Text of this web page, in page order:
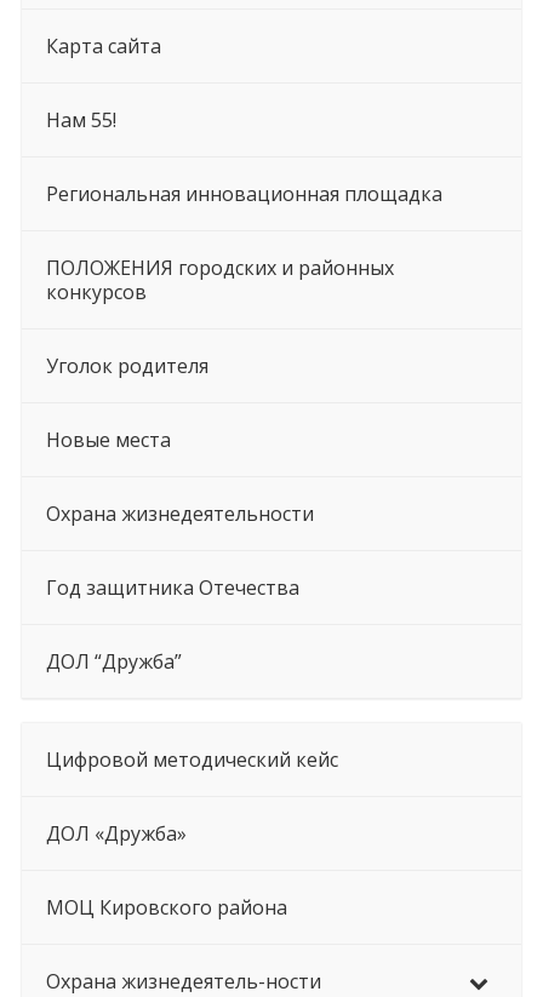
Карта сайта
Нам 55!
Региональная инновационная площадка
ПОЛОЖЕНИЯ городских и районных
конкурсов
Уголок родителя
Новые места
Охрана жизнедеятельности
Год защитника Отечества
ДОЛ “Дружба”
Цифровой методический кейс
ДОЛ «Дружба»
МОЦ Кировского района
Охрана жизнедеятель-ности